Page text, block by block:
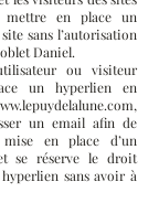
en place un
sans l’autorisation
Daniel.
ou visiteur
un hyperlien en
,
un email afin de
en place d’un
se réserve le droit
sans avoir à